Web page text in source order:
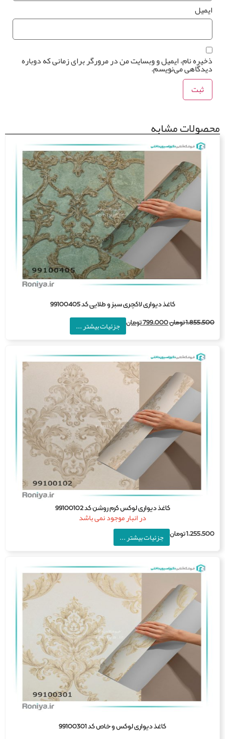
نام، ایمیل و وبسایت من در مرورگر برای زمانی که دوباره
می‌نویسم.
مشابه
کاغذ دیواری لاکچری سبز و طلایی کد 99100405
تومان799,000تومان جزئیات بیشتر ...
کاغذ دیواری لوکس کرم روشن کد 99100102
در انبار موجود نمی باشد
تومان جزئیات بیشتر ...
کاغذ دیواری لوکس و خاص کد 99100301